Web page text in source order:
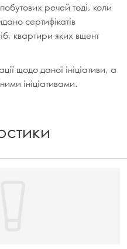
речей тоді, коли
сертифікатів
квартири яких вщент
щодо даної ініціативи, а
ініціативами.